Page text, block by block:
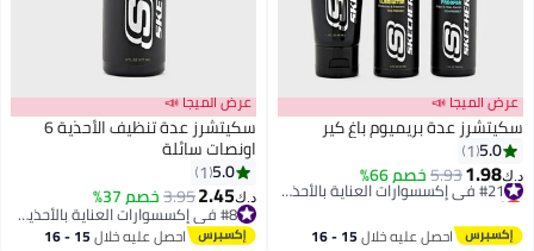
عرض الميجا 📣
سكيتشرز عدة بريميوم باغ كير
5.0
1
د.ك‏1.98
5.93خصم 66%
أقل سعر في السنة
احصل عليه خلال 15 - 16
عرض الميجا 📣
سكيتشرز عدة تنظيف الأحذية 6
اونصات سائلة
5.0
1
د.ك‏2.45
3.95خصم 37%
#8 في إكسسوارات العناية بالأحذية الرجالية
احصل عليه خلال 15 - 16